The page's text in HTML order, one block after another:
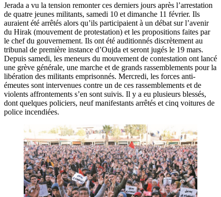
Jerada a vu la tension remonter ces derniers jours après l’arrestation
de quatre jeunes militants, samedi 10 et dimanche 11 février. Ils
auraient été arrêtés alors qu’ils participaient à un débat sur l’avenir
du Hirak (mouvement de protestation) et les propositions faites par
le chef du gouvernement. Ils ont été auditionnés discrètement au
tribunal de première instance d’Oujda et seront jugés le 19 mars.
Depuis samedi, les meneurs du mouvement de contestation ont lancé
une grève générale, une marche et de grands rassemblements pour la
libération des militants emprisonnés. Mercredi, les forces anti-
émeutes sont intervenues contre un de ces rassemblements et de
violents affrontements s’en sont suivis. Il y a eu plusieurs blessés,
dont quelques policiers, neuf manifestants arrêtés et cinq voitures de
police incendiées.